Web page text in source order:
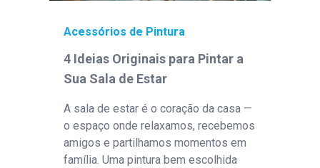
Acessórios de Pintura
4 Ideias Originais para Pintar a
Sua Sala de Estar
A sala de estar é o coração da casa —
o espaço onde relaxamos, recebemos
amigos e partilhamos momentos em
família. Uma pintura bem escolhida